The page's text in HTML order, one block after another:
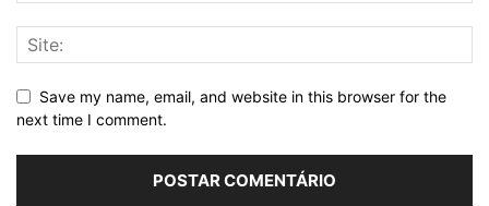
Save my name, email, and website in this browser for the
next time I comment.